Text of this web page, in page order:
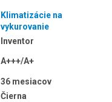
Klimatizácie na
vykurovanie
Inventor
A+++/A+
36 mesiacov
Čierna